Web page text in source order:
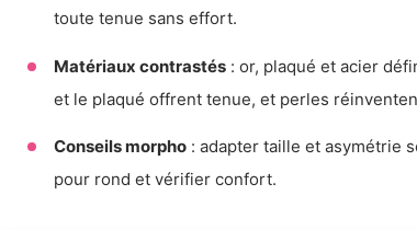
toute tenue sans effort.
Matériaux contrastés : or, plaqué et acier
et le plaqué offrent tenue, et perles
Conseils morpho : adapter taille et asymétrie
pour rond et vérifier confort.